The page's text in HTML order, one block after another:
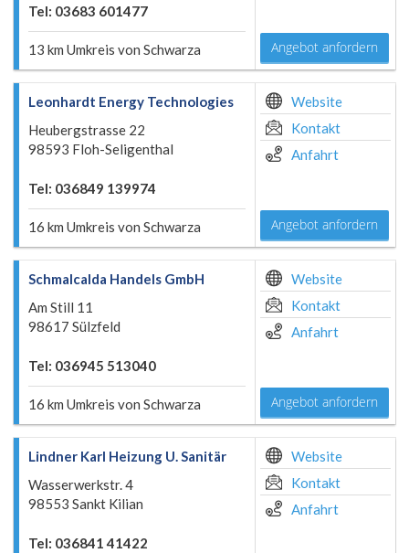
Tel: 03683 601477
13 km Umkreis von Schwarza Angebot anfordern
Leonhardt Energy Technologies
Heubergstrasse 22
98593 Floh-Seligenthal
Tel: 036849 139974
16 km Umkreis von Schwarza
Website
Kontakt
Anfahrt
Angebot anfordern
Schmalcalda Handels GmbH
Am Still 11
98617 Sülzfeld
Tel: 036945 513040
16 km Umkreis von Schwarza
Website
Kontakt
Anfahrt
Angebot anfordern
Lindner Karl Heizung U. Sanitär
Wasserwerkstr. 4
98553 Sankt Kilian
Tel: 036841 41422
Website
Kontakt
Anfahrt